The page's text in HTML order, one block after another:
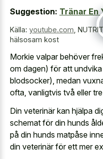
Suggestion: Tränar En
Källa: youtube.com
hälsosam kost
Morkie valpar behöver
om dagen) för att
blodsocker), medan
ofta, vanligtvis två eller
Din veterinär kan hjälpa
schemat för din hunds
på din hunds matpåse
din veterinär för ett mer